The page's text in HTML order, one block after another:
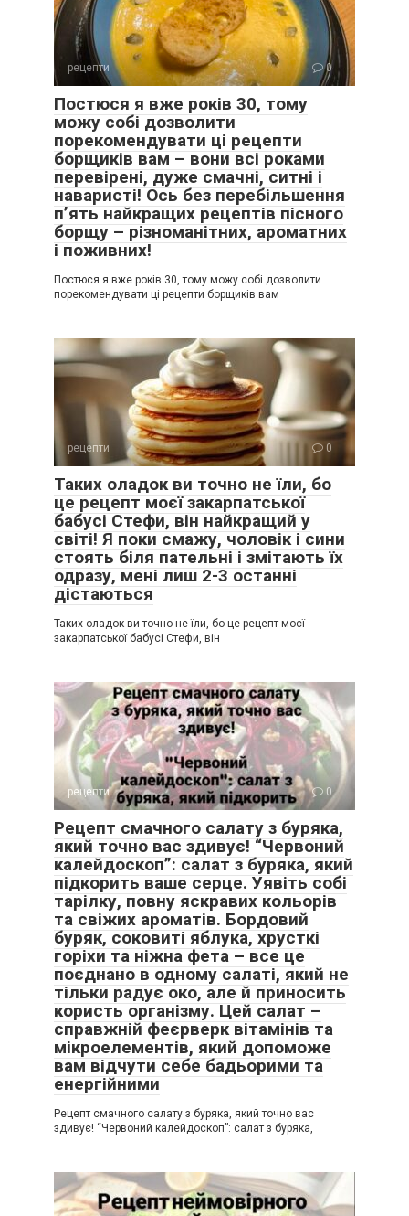
рецепти 0
Постюся я вже років 30, тому
можу собі дозволити
порекомендувати ці рецепти
борщиків вам – вони всі роками
перевірені, дуже смачні, ситні і
наваристі! Ось без перебільшення
п’ять найкращих рецептів пісного
борщу – різноманітних, ароматних
і поживних!
Постюся я вже років 30, тому можу собі дозволити
порекомендувати ці рецепти борщиків вам
рецепти 0
Таких оладок ви точно не їли, бо
це рецепт моєї закарпатської
бабусі Стефи, він найкращий у
світі! Я поки смажу, чоловік і сини
стоять біля пательні і змітають їх
одразу, мені лиш 2-3 останні
дістаються
Таких оладок ви точно не їли, бо це рецепт моєї
закарпатської бабусі Стефи, він
рецепти 0
Рецепт смачного салату з буряка,
який точно вас здивує! “Червоний
калейдоскоп”: салат з буряка, який
підкорить ваше серце. Уявіть собі
тарілку, повну яскравих кольорів
та свіжих ароматів. Бордовий
буряк, соковиті яблука, хрусткі
горіхи та ніжна фета – все це
поєднано в одному салаті, який не
тільки радує око, але й приносить
користь організму. Цей салат –
справжній феєрверк вітамінів та
мікроелементів, який допоможе
вам відчути себе бадьорими та
енергійними
Рецепт смачного салату з буряка, який точно вас
здивує! “Червоний калейдоскоп”: салат з буряка,